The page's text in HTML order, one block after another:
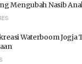
Mengubah Nasib
Waterboom Jogja